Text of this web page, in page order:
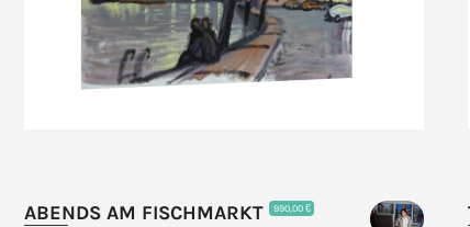
ABENDS AM FISCHMARKT 990,00 €